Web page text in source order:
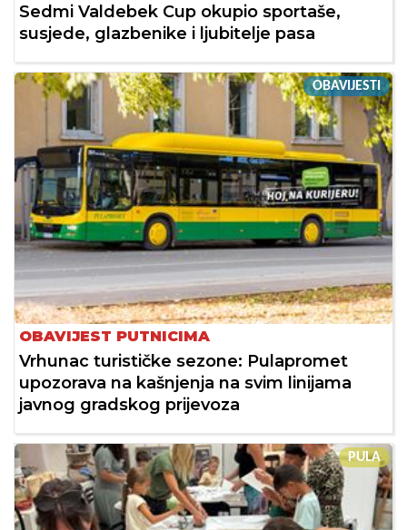
Sedmi Valdebek Cup okupio sportaše,
susjede, glazbenike i ljubitelje pasa
OBAVIJESTI
OBAVIJEST PUTNICIMA
Vrhunac turističke sezone: Pulapromet
upozorava na kašnjenja na svim linijama
javnog gradskog prijevoza
PULA